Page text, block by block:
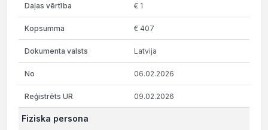
€ 1
€ 407
Latvija
06.02.2026
09.02.2026
Fiziska persona